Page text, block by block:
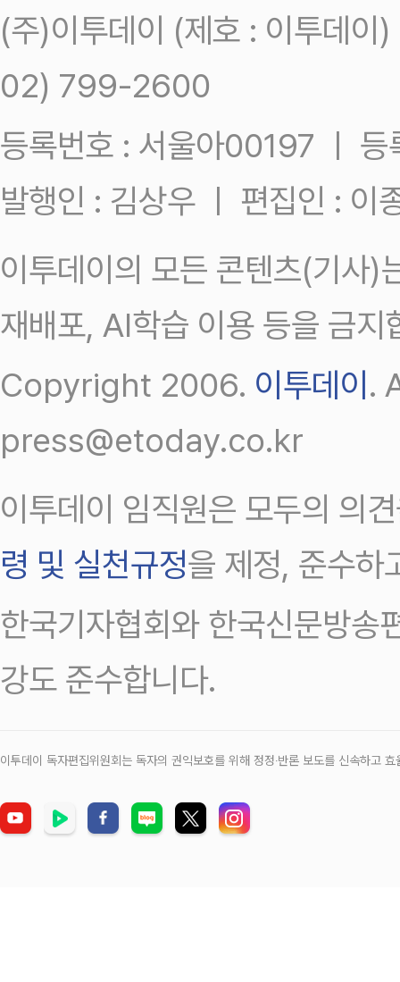
(주)이투데이 (제호 : 이투데
02) 799-2600
등록번호 : 서울아00197 ㅣ
발행인 : 김상우 ㅣ 편집인 : 이
이투데이의 모든 콘텐츠(기사)
재배포, AI학습 이용 등을 금지
Copyright 2006. 이투데이.
press@etoday.co.kr
이투데이 임직원은 모두의 의
령 및 실천규정을 제정, 준수하
한국기자협회와 한국신문방송
강도 준수합니다.
이투데이 독자편집위원회는 독자의 권익보호를 위해 정정‧반론 보도를 신속하고